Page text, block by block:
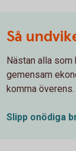
Så
Nästan alla som
gemensam
komma
Slipp onödiga